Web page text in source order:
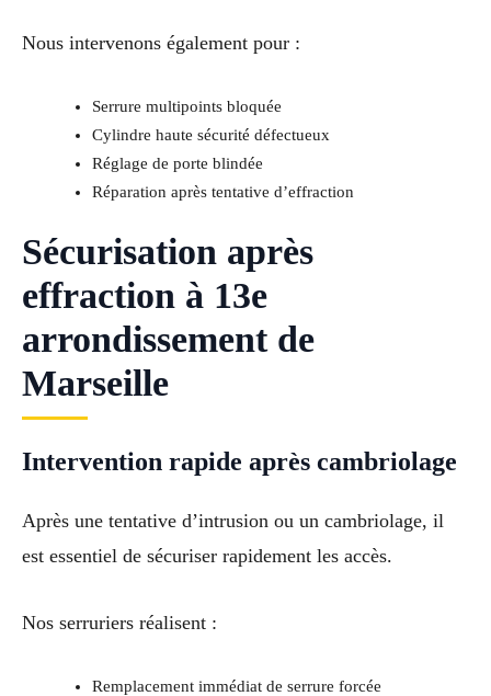
Nous intervenons également pour :
Serrure multipoints bloquée
Cylindre haute sécurité défectueux
Réglage de porte blindée
Réparation après tentative d’effraction
Sécurisation après
effraction à 13e
arrondissement de
Marseille
Intervention rapide après cambriolage
Après une tentative d’intrusion ou un cambriolage, il
est essentiel de sécuriser rapidement les accès.
Nos serruriers réalisent :
Remplacement immédiat de serrure forcée